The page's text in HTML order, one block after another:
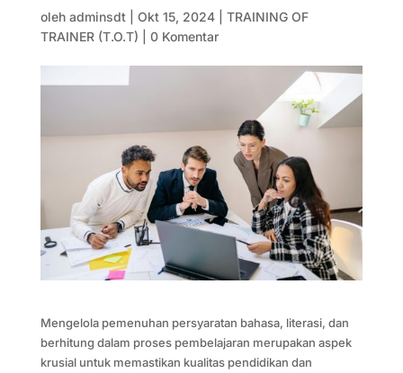
oleh adminsdt| Okt 15, 2024| TRAINING OF
TRAINER (T.O.T)
0 Komentar
Mengelola pemenuhan persyaratan bahasa, literasi, dan
berhitung dalam proses pembelajaran merupakan aspek
krusial untuk memastikan kualitas pendidikan dan